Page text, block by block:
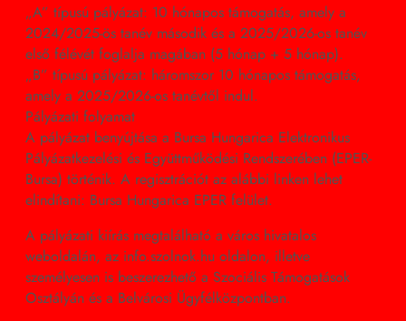
„A” típusú pályázat: 10 hónapos támogatás, amely a
2024/2025-ös tanév második és a 2025/2026-os tanév
első félévét foglalja magában (5 hónap + 5 hónap).
„B” típusú pályázat: háromszor 10 hónapos támogatás,
amely a 2025/2026-os tanévtől indul.
Pályázati folyamat
A pályázat benyújtása a Bursa Hungarica Elektronikus
Pályázatkezelési és Együttműködési Rendszerében (EPER-
Bursa) történik. A regisztrációt az alábbi linken lehet
elindítani: Bursa Hungarica EPER felület.
A pályázati kiírás megtalálható a város hivatalos
weboldalán, az info.szolnok.hu oldalon, illetve
személyesen is beszerezhető a Szociális Támogatások
Osztályán és a Belvárosi Ügyfélközpontban.